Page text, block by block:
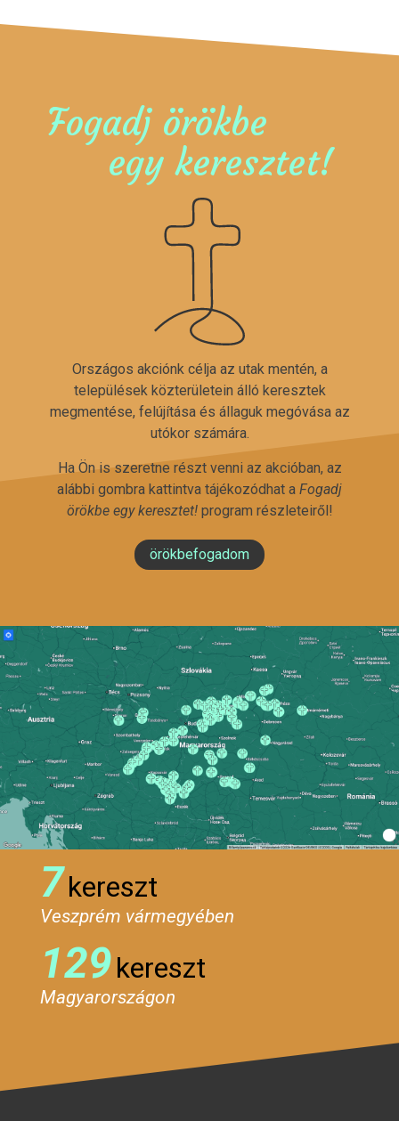
Fogadj örökbe
egy keresztet!
Országos akciónk célja az utak mentén, a
települések közterületein álló keresztek
megmentése, felújítása és állaguk megóvása az
utókor számára.
Ha Ön is szeretne részt venni az akcióban, az
alábbi gombra kattintva tájékozódhat a Fogadj
örökbe egy keresztet!program részleteiről!
örökbefogadom
7kereszt
Veszprém vármegyében
129kereszt
Magyarországon